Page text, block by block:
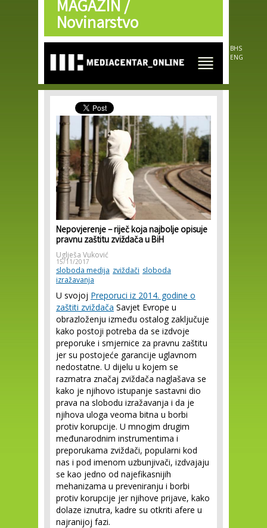
Skip to
main
content
MAGAZIN /
Novinarstvo
BHS
ENG
Nepovjerenje – riječ koja najbolje opisuje
pravnu zaštitu zviždača u BiH
Uglješa Vuković
15/11/2017
sloboda medija zviždači sloboda
izražavanja
U svojoj Preporuci iz 2014. godine o
zaštiti zviždača Savjet Evrope u
obrazloženju između ostalog zaključuje
kako postoji potreba da se izdvoje
preporuke i smjernice za pravnu zaštitu
jer su postojeće garancije uglavnom
nedostatne. U dijelu u kojem se
razmatra značaj zviždača naglašava se
kako je njihovo istupanje sastavni dio
prava na slobodu izražavanja i da je
njihova uloga veoma bitna u borbi
protiv korupcije. U mnogim drugim
međunarodnim instrumentima i
preporukama zviždači, popularni kod
nas i pod imenom uzbunjivači, izdvajaju
se kao jedno od najefikasnijih
mehanizama u preveniranju i borbi
protiv korupcije jer njihove prijave, kako
dolaze iznutra, kadre su otkriti afere u
najranijoj fazi.